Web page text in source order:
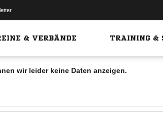
& VERBÄNDE TRAINING &
wir leider keine Daten anzeigen.